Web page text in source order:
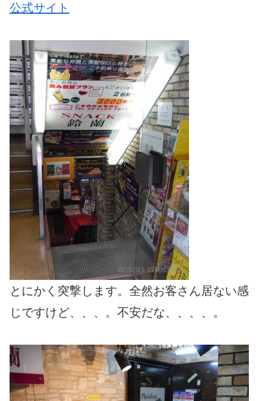
公式サイト
とにかく突撃します。全然お客さん居ない感
じですけど、、、。不安だな、、、、。